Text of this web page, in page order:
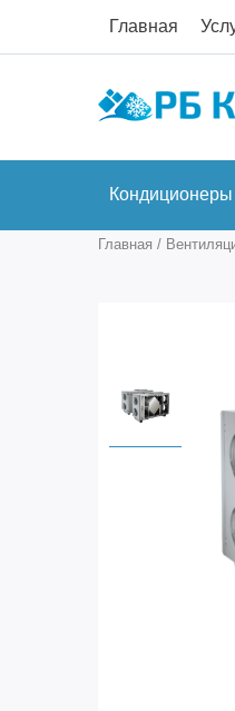
Главная
Кондиционеры
Главная /